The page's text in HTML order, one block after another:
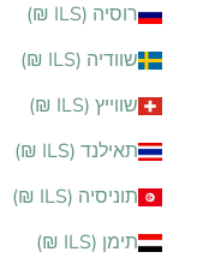
רוסיה (ILS ₪)
שוודיה (ILS ₪)
שווייץ (ILS ₪)
תאילנד (ILS ₪)
תוניסיה (ILS ₪)
תימן (ILS ₪)